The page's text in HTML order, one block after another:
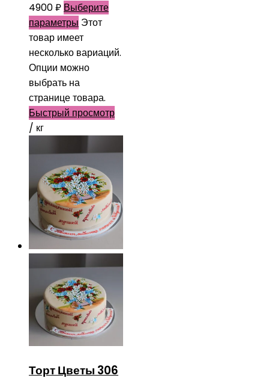
4900₽ Выберите
параметры Этот
товар имеет
несколько вариаций.
Опции можно
выбрать на
странице товара.
Быстрый просмотр
/ кг
Торт Цветы 306